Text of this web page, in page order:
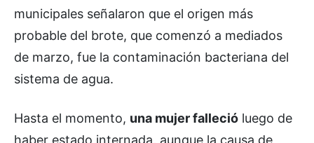
municipales señalaron que el origen más
probable del brote, que comenzó a mediados
de marzo, fue la contaminación bacteriana del
sistema de agua.
Hasta el momento, una mujer falleció luego de
haber estado internada, aunque la causa de